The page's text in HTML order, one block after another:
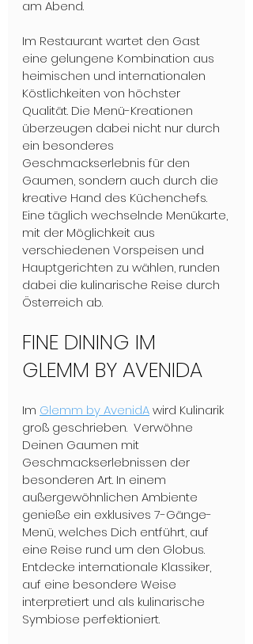
am Abend.
Im Restaurant wartet den Gast
eine gelungene Kombination aus
heimischen und internationalen
Köstlichkeiten von höchster
Qualität. Die Menü-Kreationen
überzeugen dabei nicht nur durch
ein besonderes
Geschmackserlebnis für den
Gaumen, sondern auch durch die
kreative Hand des Küchenchefs.
Eine täglich wechselnde Menükarte,
mit der Möglichkeit aus
verschiedenen Vorspeisen und
Hauptgerichten zu wählen, runden
dabei die kulinarische Reise durch
Österreich ab.
FINE DINING IM
GLEMM BY AVENIDA
Im Glemm by AvenidA wird Kulinarik
groß geschrieben.  Verwöhne
Deinen Gaumen mit
Geschmackserlebnissen der
besonderen Art. In einem
außergewöhnlichen Ambiente
genieße ein exklusives 7-Gänge-
Menü, welches Dich entführt, auf
eine Reise rund um den Globus.
Entdecke internationale Klassiker,
auf eine besondere Weise
interpretiert und als kulinarische
Symbiose perfektioniert.